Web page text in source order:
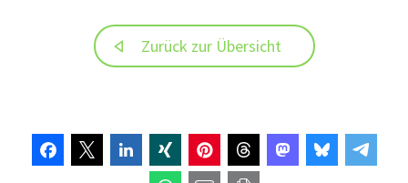
Zurück zur Übersicht